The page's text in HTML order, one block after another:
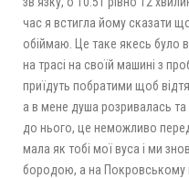
час я встигла йому сказати
обіймаю. Це таке якесь було
на трасі на своїй машині з
приїдуть побратими щоб
а в мене душа розривалась та
до нього, це неможливо
мала як тобі мої вуса і ми
бородою, а на Покровському